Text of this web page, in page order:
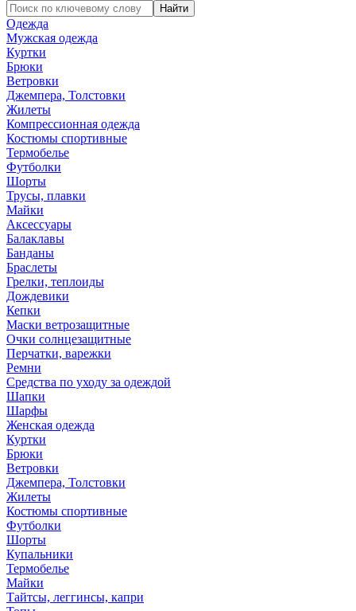
Найти
Одежда
Мужская одежда
Куртки
Брюки
Ветровки
Джемпера, Толстовки
Жилеты
Компрессионная одежда
Костюмы спортивные
Термобелье
Футболки
Шорты
Трусы, плавки
Майки
Аксессуары
Балаклавы
Банданы
Браслеты
Грелки, теплоиды
Дождевики
Кепки
Маски ветрозащитные
Очки солнцезащитные
Перчатки, варежки
Ремни
Средства по уходу за одеждой
Шапки
Шарфы
Женская одежда
Куртки
Брюки
Ветровки
Джемпера, Толстовки
Жилеты
Костюмы спортивные
Футболки
Шорты
Купальники
Термобелье
Майки
Тайтсы, леггинсы, капри